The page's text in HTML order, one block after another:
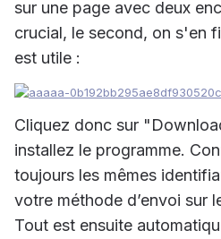
sur une page avec deux
crucial, le second, on s'en
est utile :
Cliquez donc sur
installez le programme.
toujours les mêmes
votre méthode d’envoi sur
Tout est ensuite